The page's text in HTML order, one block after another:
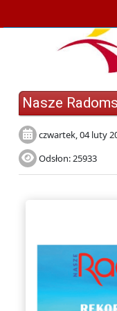
Nasze
czwartek, 04 luty
Odsłon: 25933